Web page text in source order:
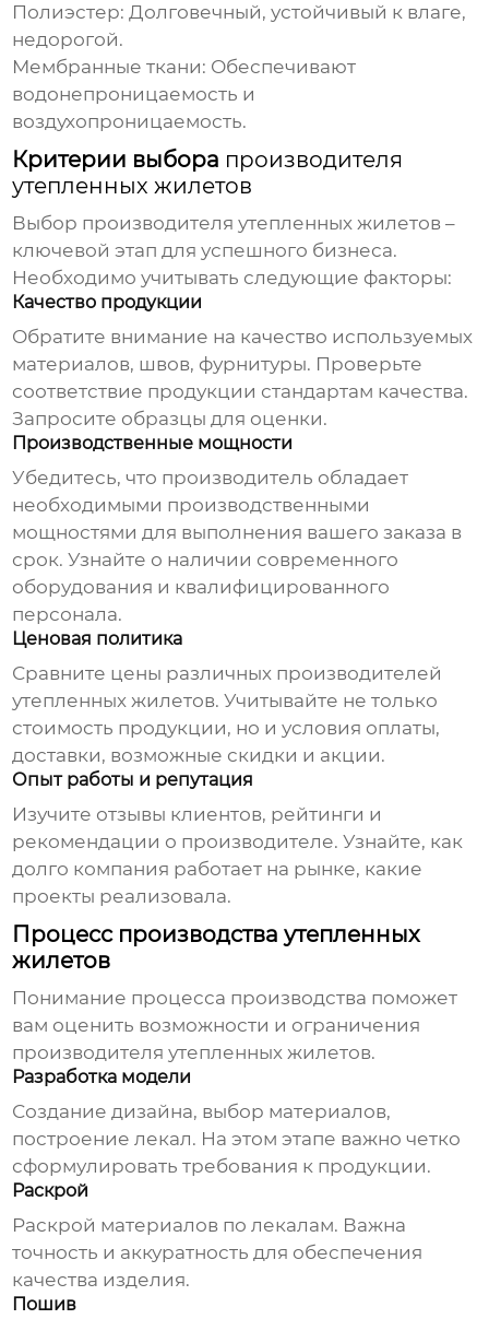
Полиэстер: Долговечный, устойчивый к влаге,
недорогой.
Мембранные ткани: Обеспечивают
водонепроницаемость и
воздухопроницаемость.
Критерии выбора производителя
утепленных жилетов
Выбор производителя утепленных жилетов –
ключевой этап для успешного бизнеса.
Необходимо учитывать следующие факторы:
Качество продукции
Обратите внимание на качество используемых
материалов, швов, фурнитуры. Проверьте
соответствие продукции стандартам качества.
Запросите образцы для оценки.
Производственные мощности
Убедитесь, что производитель обладает
необходимыми производственными
мощностями для выполнения вашего заказа в
срок. Узнайте о наличии современного
оборудования и квалифицированного
персонала.
Ценовая политика
Сравните цены различных производителей
утепленных жилетов. Учитывайте не только
стоимость продукции, но и условия оплаты,
доставки, возможные скидки и акции.
Опыт работы и репутация
Изучите отзывы клиентов, рейтинги и
рекомендации о производителе. Узнайте, как
долго компания работает на рынке, какие
проекты реализовала.
Процесс производства утепленных
жилетов
Понимание процесса производства поможет
вам оценить возможности и ограничения
производителя утепленных жилетов.
Разработка модели
Создание дизайна, выбор материалов,
построение лекал. На этом этапе важно четко
сформулировать требования к продукции.
Раскрой
Раскрой материалов по лекалам. Важна
точность и аккуратность для обеспечения
качества изделия.
Пошив